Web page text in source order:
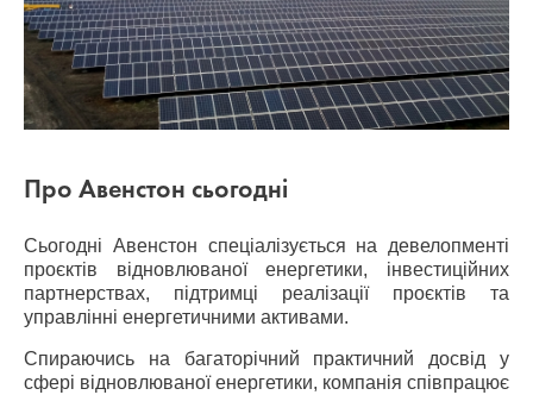
Про Авенстон сьогодні
Сьогодні Авенстон спеціалізується на девелопменті
проєктів відновлюваної енергетики, інвестиційних
партнерствах, підтримці реалізації проєктів та
управлінні енергетичними активами.
Спираючись на багаторічний практичний досвід у
сфері відновлюваної енергетики, компанія співпрацює